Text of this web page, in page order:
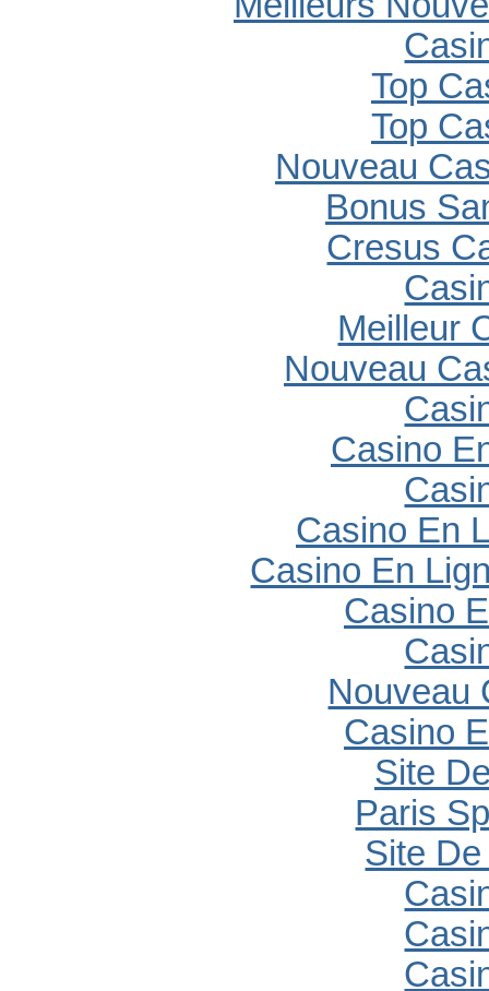
Top
Top
Nouveau
Bonus
Cresus
Meilleur
Nouveau
Casino
Casino En
Casino En
Casino
Nouveau
Casino
Site
Paris
Site